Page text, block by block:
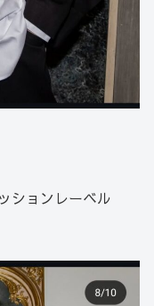
ションレーベル